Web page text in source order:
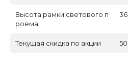
Высота рамки светового п
роема
36
Текущая скидка по акции 50